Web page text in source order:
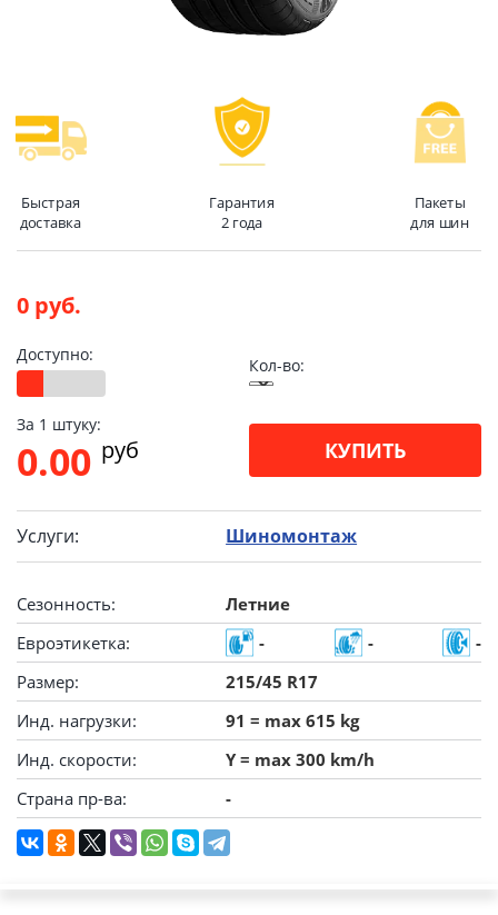
Быстрая
доставка
Гарантия
2 года
Пакеты
для шин
0 руб.
Доступно:
Кол-во:
За 1 штуку:
0.00 pуб КУПИТЬ
Услуги: Шиномонтаж
Сезонность:
Летние
Евроэтикетка:
- -
-
Размер:
215/45 R17
Инд. нагрузки:
91 = max 615 kg
Инд. скорости:
Y = max 300 km/h
Страна пр-ва:
-